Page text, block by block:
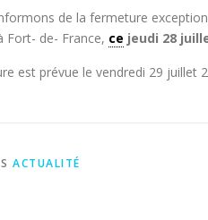
de la fermeture
Fort- de- France, ce jeudi 28
est prévue le vendredi 29 juillet
ACTUALITÉ